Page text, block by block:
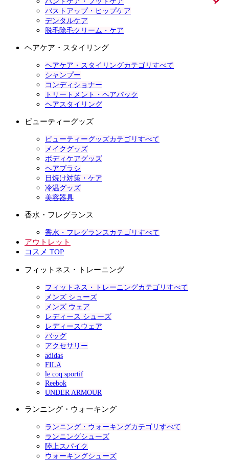
バストアップ・ヒップケア
デンタルケア
脱毛除毛クリーム・ケア
ヘアケア・スタイリング
ヘアケア・スタイリングカテゴリすべて
シャンプー
コンディショナー
トリートメント・ヘアパック
ヘアスタイリング
ビューティーグッズ
ビューティーグッズカテゴリすべて
メイクグッズ
ボディケアグッズ
ヘアブラシ
日焼け対策・ケア
冷温グッズ
美容器具
香水・フレグランス
香水・フレグランスカテゴリすべて
アウトレット
コスメ TOP
フィットネス・トレーニング
フィットネス・トレーニングカテゴリすべて
メンズ シューズ
メンズ ウェア
レディース シューズ
レディースウェア
バッグ
アクセサリー
adidas
FILA
le coq sportif
Reebok
UNDER ARMOUR
ランニング・ウォーキング
ランニング・ウォーキングカテゴリすべて
ランニングシューズ
陸上スパイク
ウォーキングシューズ